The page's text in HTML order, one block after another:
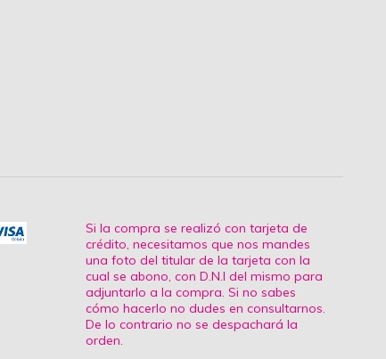
Si la compra se realizó con tarjeta de
crédito, necesitamos que nos mandes
una foto del titular de la tarjeta con la
cual se abono, con D.N.I del mismo para
adjuntarlo a la compra. Si no sabes
cómo hacerlo no dudes en consultarnos.
De lo contrario no se despachará la
orden.